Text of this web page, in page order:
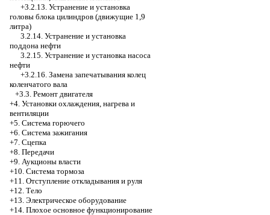
+3.2.13. Устранение и установка
головы блока цилиндров (движущие 1,9
литра)
3.2.14. Устранение и установка
поддона нефти
3.2.15. Устранение и установка насоса
нефти
+3.2.16. Замена запечатывания колец
коленчатого вала
+3.3. Ремонт двигателя
+4. Установки охлаждения, нагрева и
вентиляции
+5. Система горючего
+6. Система зажигания
+7. Сцепка
+8. Передачи
+9. Аукционы власти
+10. Система тормоза
+11. Отступление откладывания и руля
+12. Тело
+13. Электрическое оборудование
+14. Плохое основное функционирование